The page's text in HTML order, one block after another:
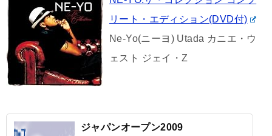
リート・エディション(DVD付)
Ne-Yo(ニーヨ) Utada カニエ・ウ
ェスト ジェイ・Z
ジャパンオープン2009